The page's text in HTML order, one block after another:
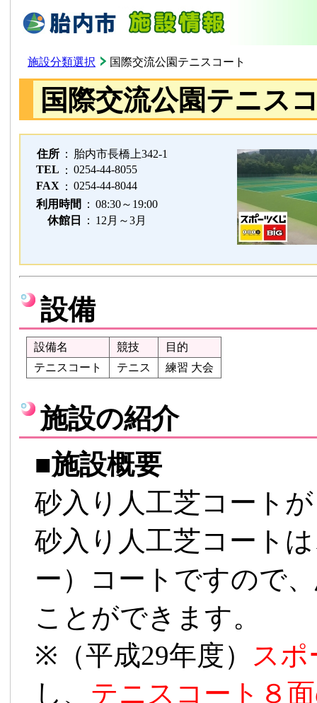
施設分類選択 国際交流公園テニスコート
国際交流公園テニス
住所 ：
胎内市長橋上342-1
TEL ： 0254-44-8055
FAX ： 0254-44-8044
利用時間
： 08:30～19:00
休館日
： 12月～3月
設備
設備名 競技
目的
テニスコート
テニス 練習 大会
施設の紹介
■施設概要
砂入り人工芝コート
砂入り人工芝コート
ー）コートですので
ことができます。
※（平成29年度）
ス
し、 テニスコート８